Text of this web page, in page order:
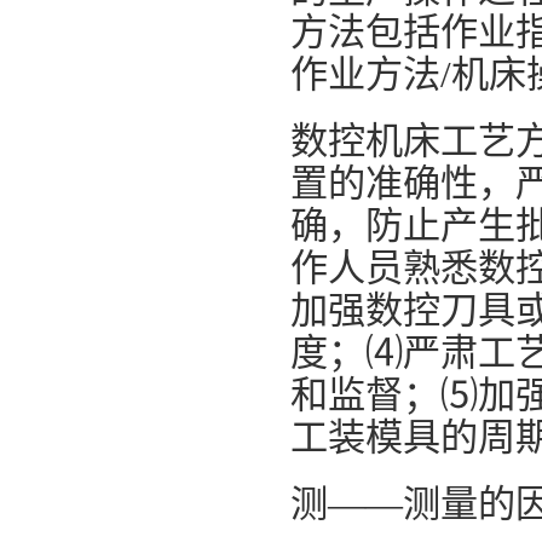
方法包括作业
作业方法/机床
数控机床工艺
置的准确性，
确，防止产生
作人员熟悉数
加强数控刀具
度；⑷严肃工
和监督；⑸加
工装模具的周
测——测量的